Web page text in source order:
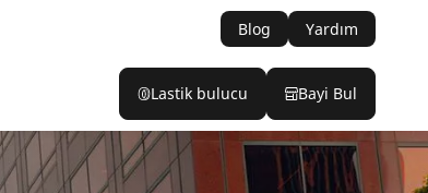
Blog Yardım
Lastik bulucu Bayi Bul